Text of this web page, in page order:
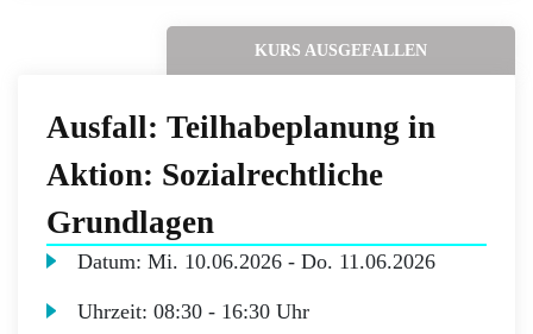
KURS AUSGEFALLEN
Ausfall: Teilhabeplanung in
Aktion: Sozialrechtliche
Grundlagen
Datum:Mi. 10.06.2026 -Do. 11.06.2026
Uhrzeit:08:30 - 16:30 Uhr